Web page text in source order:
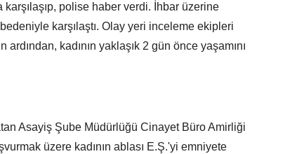
polise haber verdi. İhbar üzerine
karşılaştı. Olay yeri inceleme ekipleri
kadının yaklaşık 2 gün önce yaşamını
Asayiş Şube Müdürlüğü Cinayet Büro Amirliği
üzere kadının ablası E.Ş.'yi emniyete